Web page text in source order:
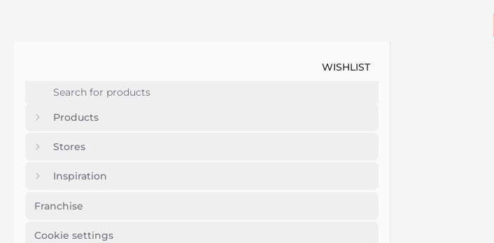
WISHLIST
Products
Stores
Inspiration
Franchise
Cookie settings